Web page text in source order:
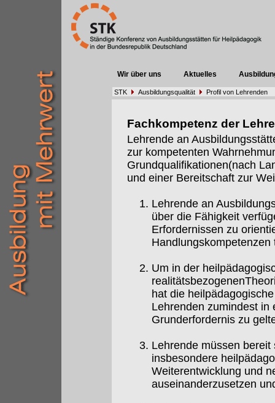
Wir über uns Aktuelles
STK Ausbildungsqualität Profil von Lehrenden
Fachkompetenz der
Lehrende an
zur kompetenten
Grundqualifikationen(nach
und einer Bereitschaft zur
Lehrende an
über die Fähigkeit
Erfordernissen zu
Um in der
hat die
Lehrenden zumindest in
Grunderfordernis zu
Lehrende müssen
insbesondere
Weiterentwicklung und
auseinanderzusetzen